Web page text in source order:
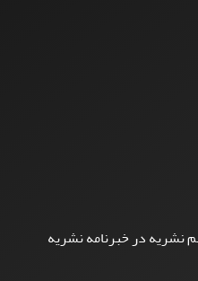
نشریه در خبرنامه نشریه